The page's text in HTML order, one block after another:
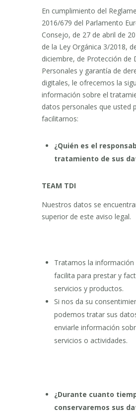
En cumplimiento del
2016/679 del Parlamento
Consejo, de 27 de abril de
de la Ley Orgánica 3/2018,
diciembre, de Protección de
Personales y garantía de
digitales, le ofrecemos la
información sobre el
datos personales que usted
facilitarnos:
¿Quién es el
tratamiento de sus
TEAM TDI
Nuestros datos se
superior de este aviso legal.
Tratamos la información
facilita para prestar y
servicios y productos.
Si nos da su
podemos tratar sus
enviarle información
servicios o actividades.
¿Durante cuanto
conservaremos sus